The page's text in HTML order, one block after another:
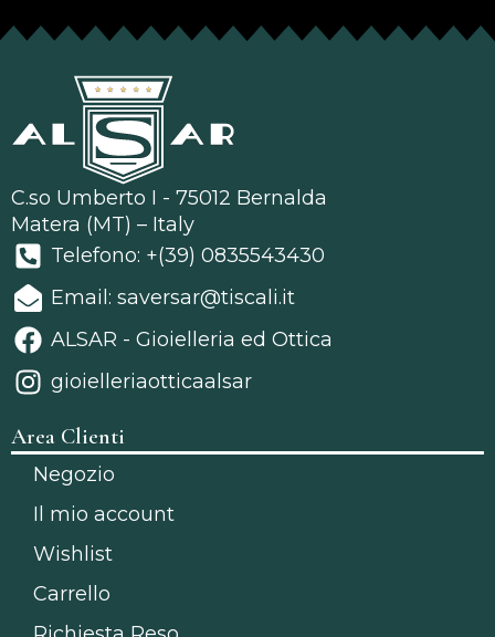
C.so Umberto I - 75012 Bernalda
Matera (MT) – Italy
Telefono: +(39) 0835543430
Email: saversar@tiscali.it
ALSAR - Gioielleria ed Ottica
gioielleriaotticaalsar
Area Clienti
Negozio
Il mio account
Wishlist
Carrello